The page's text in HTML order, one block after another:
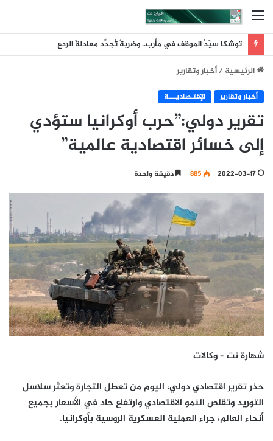
القائمة
توشكا سيّدُ الموقف في مأرب.. وضربةٌ تُجدِّد معادلةَ الردع
الرئيسية/أخبار وتقارير
أخبار وتقارير اﻹقتـصاديـــة
تقرير دولي:”حرب أوكرانيا ستؤدي
إلى خسائر اقتصادية عالمية”
2022-03-17
885 دقيقة واحدة
شهارة نت – وكالات
حذر تقرير اقتصادي دولي، اليوم من تعطل التجارة وتعثر سلاسل
التوريد وتقلص النمو الاقتصادي وارتفاع حاد في الأسعار بجميع
أنحاء العالم، جراء العملية العسكرية الروسية بأوكرانيا.